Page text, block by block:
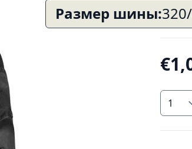
Размер шины: